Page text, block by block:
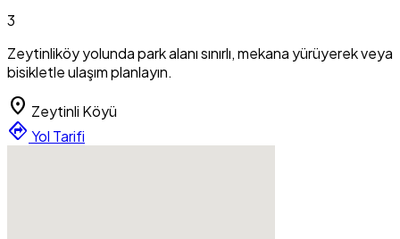
3
Zeytinliköy yolunda park alanı sınırlı, mekana yürüyerek veya
bisikletle ulaşım planlayın.
location_on Zeytinli Köyü
directions Yol Tarifi